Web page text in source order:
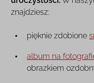
znajdziesz:
pięknie zdobione
album na
obrazkiem